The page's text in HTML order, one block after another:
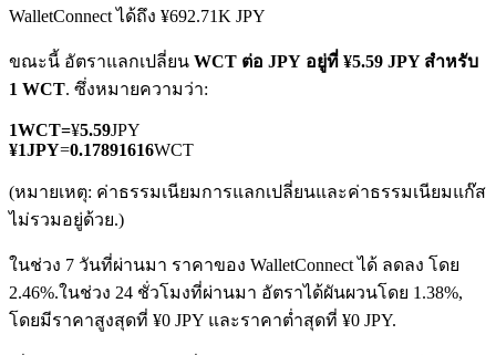
TradFi
อนุพันธ์ของหุ้น ฟอเร็กซ์ โลหะมีค่า และสินค้าโภคภัณฑ์
ฟิวเจอร์ส USDC
WalletConnect ได้ถึง ¥692.71K JPY
ขณะนี้ อัตราแลกเปลี่ยน WCT ต่อ JPY อยู่ที่ ¥5.59 JPY สำหรับ
1 WCT. ซึ่งหมายความว่า:
1WCT=¥5.59JPY
¥1JPY=0.17891616WCT
(หมายเหตุ: ค่าธรรมเนียมการแลกเปลี่ยนและค่าธรรมเนียมแก๊ส
ไม่รวมอยู่ด้วย.)
ในช่วง 7 วันที่ผ่านมา ราคาของ WalletConnect ได้ ลดลง โดย
2.46%.ในช่วง 24 ชั่วโมงที่ผ่านมา อัตราได้ผันผวนโดย 1.38%,
โดยมีราคาสูงสุดที่ ¥0 JPY และราคาต่ำสุดที่ ¥0 JPY.